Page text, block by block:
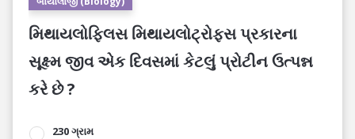
મિથાયલોફિલસ મિથાયલોટ્રોફસ પ્રકારના
સૂક્ષ્મ જીવ એક દિવસમાં કેટલું પ્રોટીન ઉત્પન્ન
કરે છે ?
230 ગ્રામ